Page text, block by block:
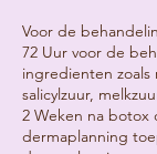
Voor de
72 Uur voor de
ingredienten zoals
salicylzuur,
2 Weken na botox
dermaplanning